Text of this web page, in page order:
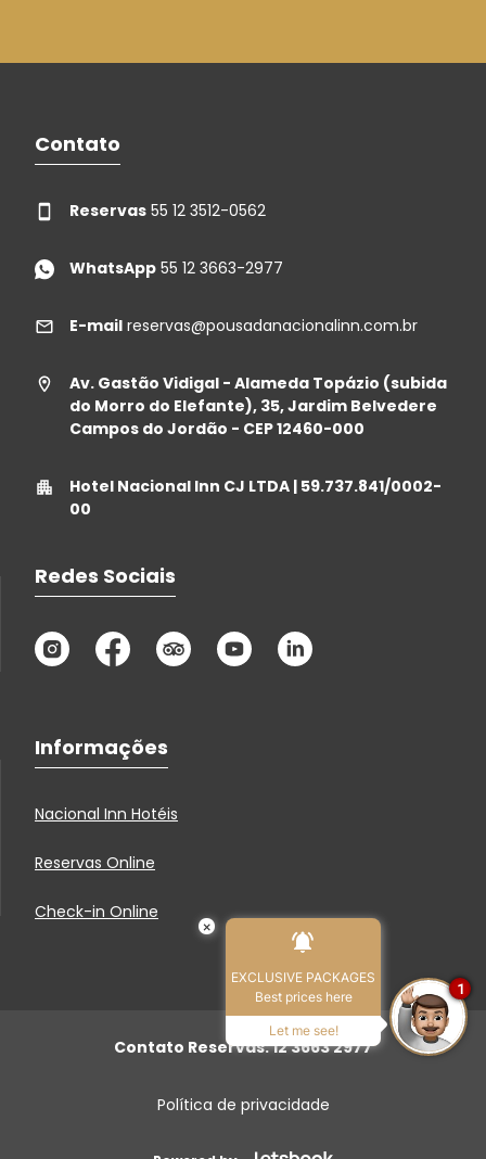
Contato
Reservas 55 12 3512-0562
WhatsApp 55 12 3663-2977
E-mail reservas@pousadanacionalinn.com.br
Av. Gastão Vidigal - Alameda Topázio (subida
do Morro do Elefante), 35, Jardim Belvedere
Campos do Jordão - CEP 12460-000
Hotel Nacional Inn CJ LTDA | 59.737.841/0002-
00
Redes Sociais
Informações
Nacional Inn Hotéis
Reservas Online
Check-in Online
Contato Reservas: 12 3663 2977
Política de privacidade
×
EXCLUSIVE PACKAGES
Best prices here
Let me see!
1